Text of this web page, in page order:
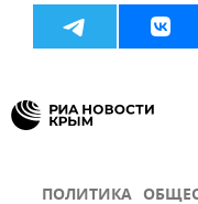
Новости Крыма
ПОЛИТИКА